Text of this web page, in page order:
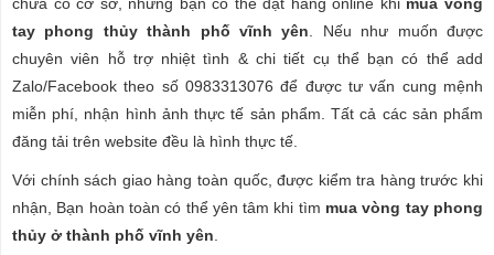
tay phong thủy thành phố vĩnh yên . Nếu như muốn được
chuyên viên hỗ trợ nhiệt tình & chi tiết cụ thể bạn có thể add
Zalo/Facebook theo số 0983313076 để được tư vấn cung mệnh
miễn phí, nhận hình ảnh thực tế sản phẩm. Tất cả các sản phẩm
đăng tải trên website đều là hình thực tế.
Với chính sách giao hàng toàn quốc, được kiểm tra hàng trước khi
nhận, Bạn hoàn toàn có thể yên tâm khi tìm mua vòng tay phong
thủy ở thành phố vĩnh yên